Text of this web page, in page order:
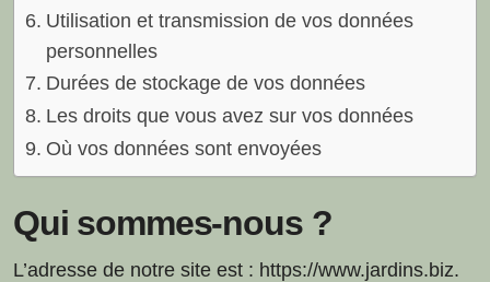
Utilisation et transmission de vos données
personnelles
Durées de stockage de vos données
Les droits que vous avez sur vos données
Où vos données sont envoyées
Qui sommes-nous ?
L’adresse de notre site est : https://www.jardins.biz.